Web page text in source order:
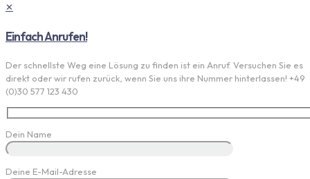
✕
Einfach Anrufen!
Der schnellste Weg eine Lösung zu finden ist ein Anruf. Versuchen Sie es
direkt oder wir rufen zurück, wenn Sie uns ihre Nummer hinterlassen! +49
(0)30 577 123 430
Dein Name
Deine E-Mail-Adresse